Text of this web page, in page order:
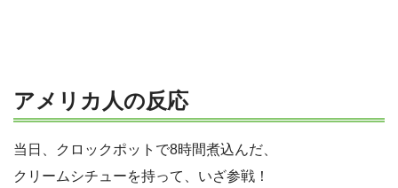
アメリカ人の反応
当日、クロックポットで8時間煮込んだ、
クリームシチューを持って、いざ参戦！